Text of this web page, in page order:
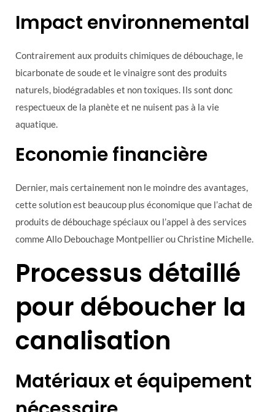
Impact environnemental
Contrairement aux produits chimiques de débouchage, le
bicarbonate de soude et le vinaigre sont des produits
naturels, biodégradables et non toxiques. Ils sont donc
respectueux de la planète et ne nuisent pas à la vie
aquatique.
Economie financière
Dernier, mais certainement non le moindre des avantages,
cette solution est beaucoup plus économique que l’achat de
produits de débouchage spéciaux ou l’appel à des services
comme Allo Debouchage Montpellier ou Christine Michelle.
Processus détaillé
pour déboucher la
canalisation
Matériaux et équipement